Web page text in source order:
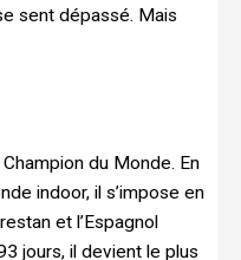
sent dépassé. Mais
du Monde. En
indoor, il s’impose en
et l’Espagnol
jours, il devient le plus